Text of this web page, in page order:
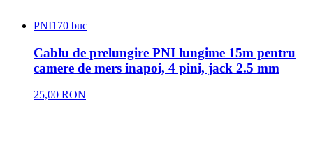
PNI170 buc
Cablu de prelungire PNI lungime 15m pentru
camere de mers inapoi, 4 pini, jack 2.5 mm
25,00 RON